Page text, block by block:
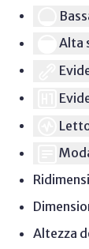
Alta
Altezza